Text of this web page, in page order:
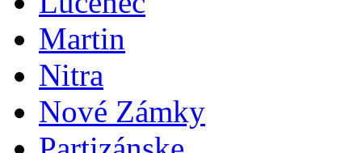
Martin
Nitra
Nové Zámky